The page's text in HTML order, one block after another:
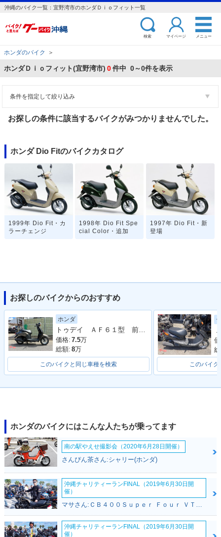
沖縄のバイク一覧：宜野湾市のホンダＤｉｏフィット一覧
検索 マイページ メニュー
ホンダのバイク ＞
ホンダＤｉｏフィット(宜野湾市) 0件中 0～0件を表示
条件を指定して絞り込み
お探しの条件に該当するバイクがみつかりませんでした。
ホンダ Dio Fitのバイクカタログ
1999年 Dio Fit・カ
ラーチェンジ
1998年 Dio Fit Spe
cial Color・追加
1997年 Dio Fit・新
登場
お探しのバイクからのおすすめ
ホンダ
トゥデイ ＡＦ６１型 前後タイヤ新品 バッテリー新品 ブレーキシュー新品 ４サイクル キャブ車
価格: 7.5万
総額: 8万
このバイクと同じ車種を検索 このバイク
ホンダのバイクにはこんな人たちが乗ってます
南の駅やえせ撮影会（2020年6月28日開催）
さんぴん茶さん:シャリー(ホンダ)
沖縄チャリティーランFINAL（2019年6月30日開
催）
マサさん:ＣＢ４００Ｓｕｐｅｒ Ｆｏｕｒ ＶＴＥＣ ＳＰＥＣ２(ホンダ)
沖縄チャリティーランFINAL（2019年6月30日開
催）